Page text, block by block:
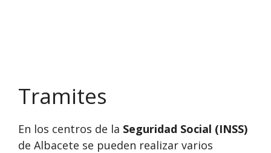
Tramites
En los centros de la Seguridad Social (INSS)
de Albacete se pueden realizar varios